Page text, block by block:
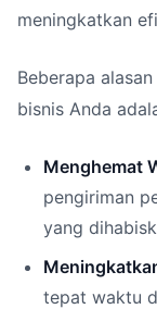
meningkatkan
Beberapa
bisnis Anda
Menghemat
pengiriman
yang
tepat waktu